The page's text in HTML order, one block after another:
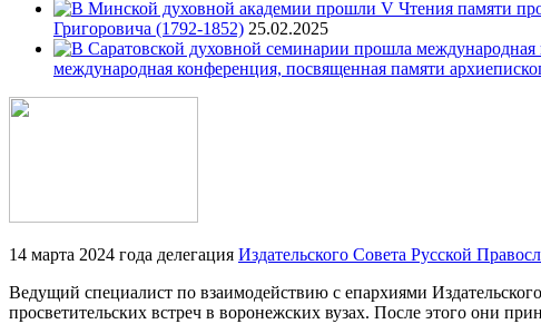
Григоровича (1792-1852) 25.02.2025
международная конференция, посвященная памяти
14 марта 2024 года делегация Издательского Совета Русской
Ведущий специалист по взаимодействию с епархиями
просветительских встреч в воронежских вузах. После этого они